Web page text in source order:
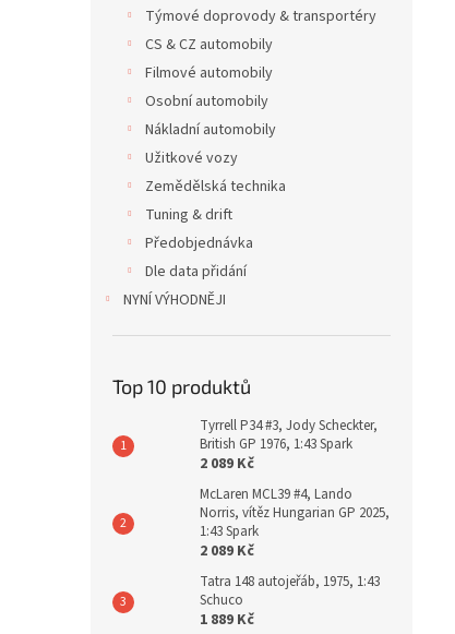
Týmové doprovody & transportéry
CS & CZ automobily
Filmové automobily
Osobní automobily
Nákladní automobily
Užitkové vozy
Zemědělská technika
Tuning & drift
Předobjednávka
Dle data přidání
NYNÍ VÝHODNĚJI
Top 10 produktů
Tyrrell P34 #3, Jody Scheckter,
British GP 1976, 1:43 Spark
2 089 Kč
McLaren MCL39 #4, Lando
Norris, vítěz Hungarian GP 2025,
1:43 Spark
2 089 Kč
Tatra 148 autojeřáb, 1975, 1:43
Schuco
1 889 Kč